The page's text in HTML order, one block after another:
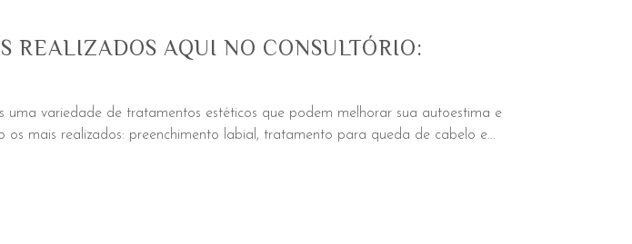
REALIZADOS AQUI NO CONSULTÓRIO:
variedade de tratamentos estéticos que podem melhorar sua autoestima e
mais realizados: preenchimento labial, tratamento para queda de cabelo e...